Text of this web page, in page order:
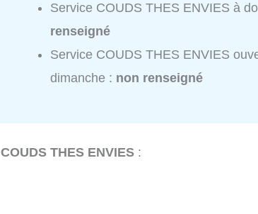
Service COUDS THES ENVIES à
renseigné
Service COUDS THES ENVIES
dimanche : non renseigné
COUDS THES ENVIES :